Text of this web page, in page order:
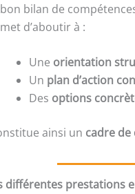
bilan de
d’aboutir à :
Une orientation
Un plan d’action
Des options
ainsi un cadre de
différentes prestations